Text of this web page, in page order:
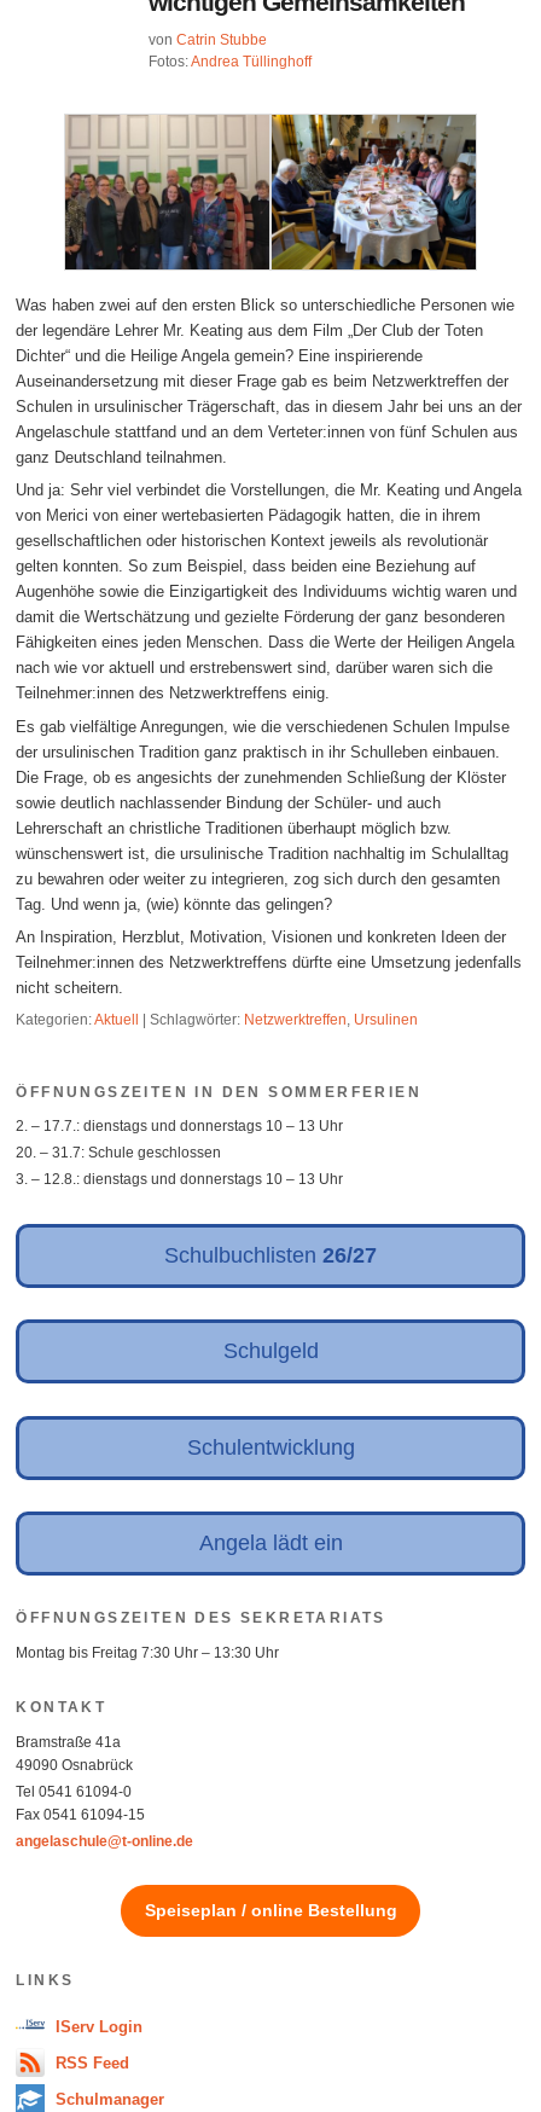
vonCatrin Stubbe
Fotos:Andrea Tüllinghoff
Was haben zwei auf den ersten Blick so unterschiedliche Personen wie
der legendäre Lehrer Mr. Keating aus dem Film „Der Club der Toten
Dichter“ und die Heilige Angela gemein? Eine inspirierende
Auseinandersetzung mit dieser Frage gab es beim Netzwerktreffen der
Schulen in ursulinischer Trägerschaft, das in diesem Jahr bei uns an der
Angelaschule stattfand und an dem Verteter:innen von fünf Schulen aus
ganz Deutschland teilnahmen.
Und ja: Sehr viel verbindet die Vorstellungen, die Mr. Keating und Angela
von Merici von einer wertebasierten Pädagogik hatten, die in ihrem
gesellschaftlichen oder historischen Kontext jeweils als revolutionär
gelten konnten. So zum Beispiel, dass beiden eine Beziehung auf
Augenhöhe sowie die Einzigartigkeit des Individuums wichtig waren und
damit die Wertschätzung und gezielte Förderung der ganz besonderen
Fähigkeiten eines jeden Menschen. Dass die Werte der Heiligen Angela
nach wie vor aktuell und erstrebenswert sind, darüber waren sich die
Teilnehmer:innen des Netzwerktreffens einig.
Es gab vielfältige Anregungen, wie die verschiedenen Schulen Impulse
der ursulinischen Tradition ganz praktisch in ihr Schulleben einbauen.
Die Frage, ob es angesichts der zunehmenden Schließung der Klöster
sowie deutlich nachlassender Bindung der Schüler- und auch
Lehrerschaft an christliche Traditionen überhaupt möglich bzw.
wünschenswert ist, die ursulinische Tradition nachhaltig im Schulalltag
zu bewahren oder weiter zu integrieren, zog sich durch den gesamten
Tag. Und wenn ja, (wie) könnte das gelingen?
An Inspiration, Herzblut, Motivation, Visionen und konkreten Ideen der
Teilnehmer:innen des Netzwerktreffens dürfte eine Umsetzung jedenfalls
nicht scheitern.
Kategorien:Aktuell |Schlagwörter: Netzwerktreffen Ursulinen
ÖFFNUNGSZEITEN IN DEN SOMMERFERIEN
2. – 17.7.: dienstags und donnerstags 10 – 13 Uhr
20. – 31.7: Schule geschlossen
3. – 12.8.: dienstags und donnerstags 10 – 13 Uhr
Schulbuchlisten 26/27
Schulgeld
Schulentwicklung
Angela lädt ein
ÖFFNUNGSZEITEN DES SEKRETARIATS
Montag bis Freitag 7:30 Uhr – 13:30 Uhr
KONTAKT
Bramstraße 41a
49090 Osnabrück
Tel 0541 61094-0
Fax 0541 61094-15
angelaschule@t-online.de
Speiseplan / online Bestellung
LINKS
IServ Login
RSS Feed
Schulmanager